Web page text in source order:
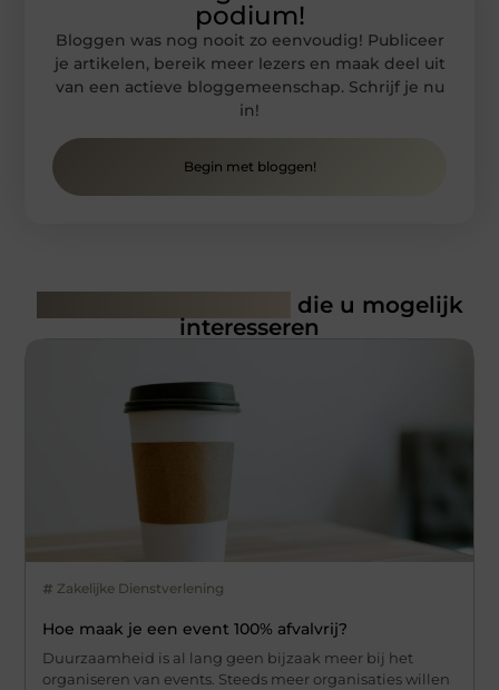
podium!
Bloggen was nog nooit zo eenvoudig! Publiceer
je artikelen, bereik meer lezers en maak deel uit
van een actieve bloggemeenschap. Schrijf je nu
in!
Begin met bloggen!
die u mogelijk
interesseren
Zakelijke Dienstverlening
Hoe maak je een event 100% afvalvrij?
Duurzaamheid is al lang geen bijzaak meer bij het
organiseren van events. Steeds meer organisaties willen